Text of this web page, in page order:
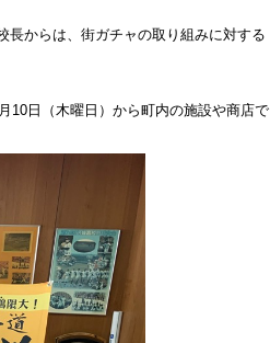
からは、街ガチャの取り組みに対する
10日（木曜日）から町内の施設や商店で